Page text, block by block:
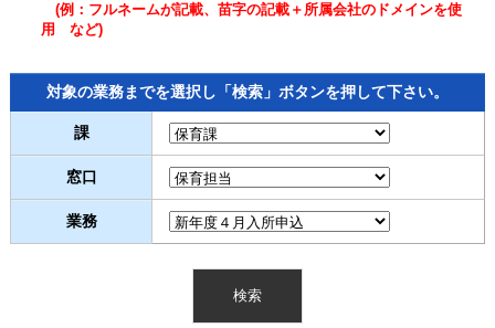
混雑予想カレンダー
(例：フルネームが記載、苗字の記載＋所属会社のドメインを使
用 など)
対象の業務までを選択し「検索」ボタンを押して下さい。
課
窓口
業務